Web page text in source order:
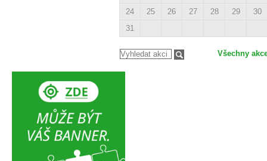
24
25 26 27 28 29
30
31
Všechny